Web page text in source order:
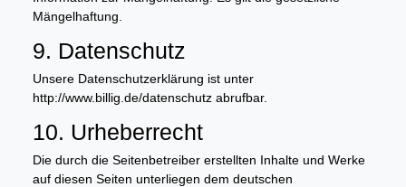
Mängelhaftung.
9. Datenschutz
Unsere Datenschutzerklärung ist unter
http://www.billig.de/datenschutz abrufbar.
10. Urheberrecht
Die durch die Seitenbetreiber erstellten Inhalte und Werke
auf diesen Seiten unterliegen dem deutschen